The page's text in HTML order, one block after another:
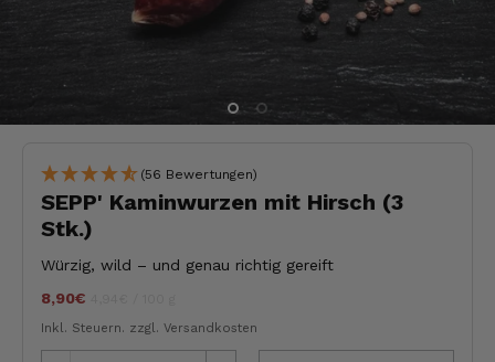
(56 Bewertungen)
SEPP' Kaminwurzen mit Hirsch (3
Stk.)
Würzig, wild – und genau richtig gereift
8,90€
Inkl. Steuern. zzgl. Versandkosten